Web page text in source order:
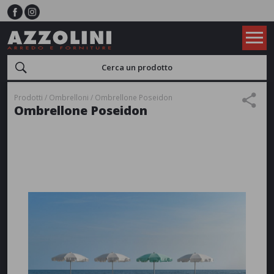
Prodotti Ombrelloni Ombrellone Poseidon
Ombrellone Poseidon